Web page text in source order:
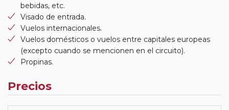
bebidas, etc.
Visado de entrada.
Vuelos internacionales.
Vuelos domésticos o vuelos entre capitales europeas
(excepto cuando se mencionen en el circuito).
Propinas.
Precios